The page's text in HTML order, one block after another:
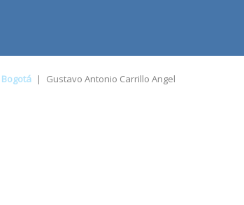
Bogotá | Gustavo Antonio Carrillo Angel